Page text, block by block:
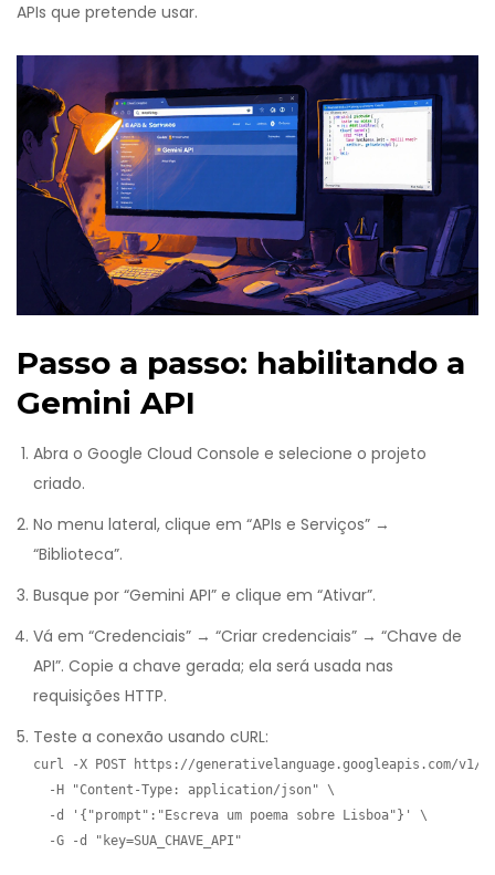
APIs que pretende usar.
Passo a passo: habilitando a
Gemini API
Abra o Google Cloud Console e selecione o projeto
criado.
No menu lateral, clique em “APIs e Serviços” →
“Biblioteca”.
Busque por “Gemini API” e clique em “Ativar”.
Vá em “Credenciais” → “Criar credenciais” → “Chave de
API”. Copie a chave gerada; ela será usada nas
requisições HTTP.
Teste a conexão usando cURL:
curl -X POST https://generativelanguage.googleapis.com/v1/
  -H "Content-Type: application/json" \
  -d '{"prompt":"Escreva um poema sobre Lisboa"}' \
  -G -d "key=SUA_CHAVE_API"